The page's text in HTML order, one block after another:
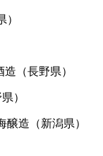
（長野県）
）
醸造（新潟県）